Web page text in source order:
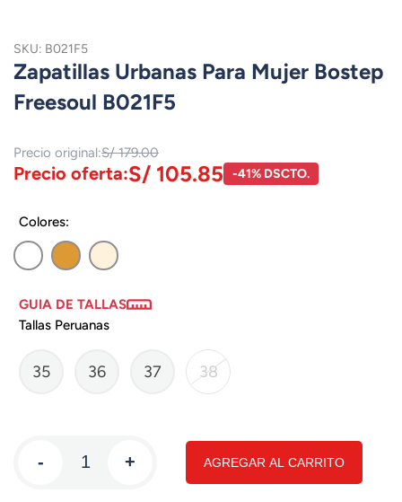
SKU: B021F5
Zapatillas Urbanas Para Mujer Bostep
Freesoul B021F5
Precio original:S/ 179.00
Precio oferta:S/ 105.85 -41% DSCTO.
Colores:
GUIA DE TALLAS
Tallas Peruanas
35 36 37 38
- + AGREGAR AL CARRITO